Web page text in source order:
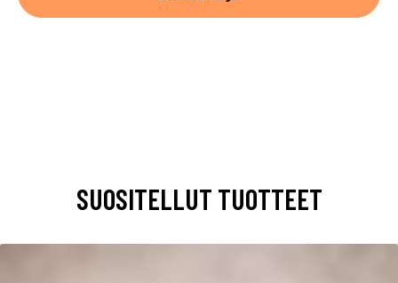
SUOSITELLUT TUOTTEET